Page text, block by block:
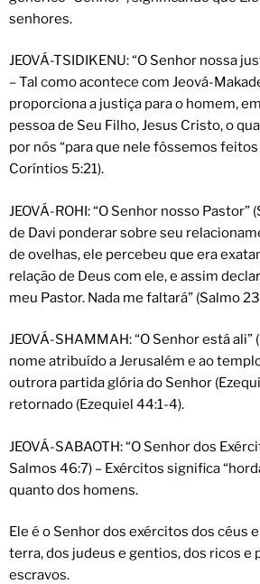
senhores.
JEOVÁ-TSIDIKENU: “O Senhor nossa
– Tal como acontece com Jeová-
proporciona a justiça para o homem,
pessoa de Seu Filho, Jesus Cristo, o
por nós “para que nele fôssemos
Coríntios 5:21).
JEOVÁ-ROHI: “O Senhor nosso Pastor”
de Davi ponderar sobre seu
de ovelhas, ele percebeu que era
relação de Deus com ele, e assim
meu Pastor. Nada me faltará” (Salmo
JEOVÁ-SHAMMAH: “O Senhor está ali”
nome atribuído a Jerusalém e ao
outrora partida glória do Senhor
retornado (Ezequiel 44:1-4).
JEOVÁ-SABAOTH: “O Senhor dos
Salmos 46:7) – Exércitos significa
quanto dos homens.
Ele é o Senhor dos exércitos dos céus
terra, dos judeus e gentios, dos ricos e
escravos.